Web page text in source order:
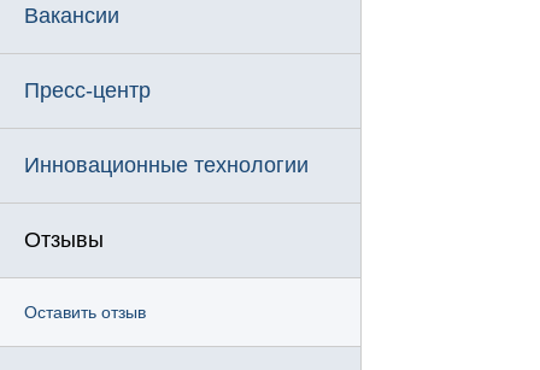
Вакансии
Пресс-центр
Инновационные технологии
Отзывы
Оставить отзыв